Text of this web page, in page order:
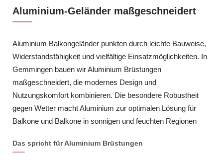
Aluminium-Geländer maßgeschneidert
Aluminium Balkongeländer punkten durch leichte Bauweise,
Widerstandsfähigkeit und vielfältige Einsatzmöglichkeiten. In
Gemmingen bauen wir Aluminium Brüstungen
maßgeschneidert, die modernes Design und
Nutzungskomfort kombinieren. Die besondere Robustheit
gegen Wetter macht Aluminium zur optimalen Lösung für
Balkone und Balkone in sonnigen und feuchten Regionen
Das spricht für Aluminium Brüstungen